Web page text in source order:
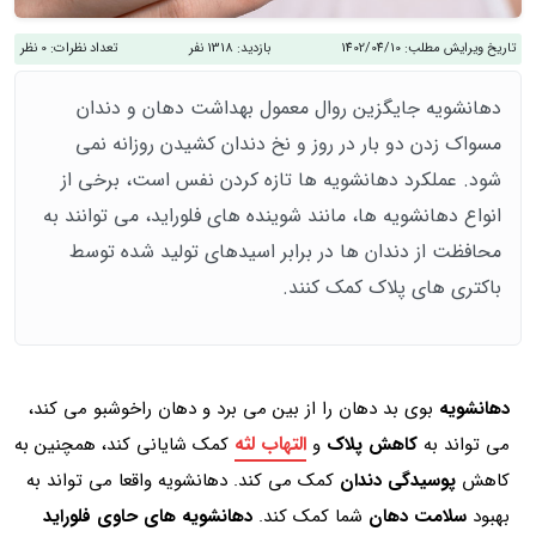
تاریخ ویرایش مطلب: 1402/04/10 بازدید: 1318 نفر تعداد نظرات: 0 نظر
دهانشویه جایگزین روال معمول بهداشت دهان و دندان
مسواک زدن دو بار در روز و نخ دندان کشیدن روزانه نمی
شود. عملکرد دهانشویه ها تازه کردن نفس است، برخی از
انواع دهانشویه ها، مانند شوینده های فلوراید، می توانند به
محافظت از دندان ها در برابر اسیدهای تولید شده توسط
باکتری های پلاک کمک کنند.
دهانشویه بوی بد دهان را از بین می برد و دهان راخوشبو می کند،
می تواند به کاهش پلاک و التهاب لثه کمک شایانی کند، همچنین به
کاهش پوسیدگی دندان کمک می کند. دهانشویه واقعا می تواند به
بهبود سلامت دهان شما کمک کند. دهانشویه های حاوی فلوراید